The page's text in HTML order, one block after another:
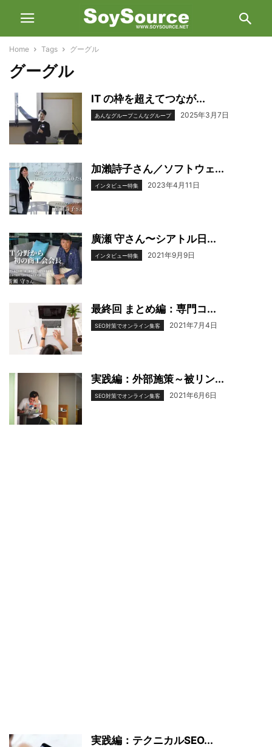
Home Tags グーグル
グーグル
IT の枠を超えてつなが...
あんなグループこんなグループ 2025年3月7日
加瀨詩子さん／ソフトウェ...
インタビュー特集 2023年4月11日
廣瀬 守さん〜シアトル日...
インタビュー特集 2021年9月9日
最終回 まとめ編：専門コ...
SEO対策でオンライン集客 2021年7月4日
実践編：外部施策～被リン...
SEO対策でオンライン集客 2021年6月6日
実践編：テクニカルSEO...